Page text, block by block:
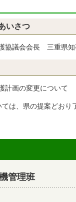
いさつ
護協議会会長 三重県
計画の変更について
は、県の提案どおり
管理班